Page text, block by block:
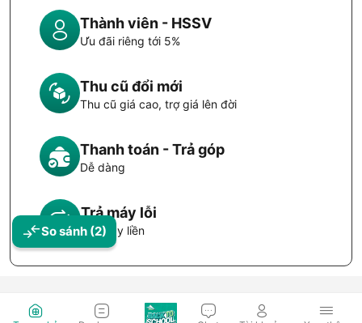
So sánh (2)
Thành viên - HSSV
Ưu đãi riêng tới 5%
Thu cũ đổi mới
Thu cũ giá cao, trợ giá lên đời
Thanh toán - Trả góp
Dễ dàng
Trả máy lỗi
Đổi máy liền